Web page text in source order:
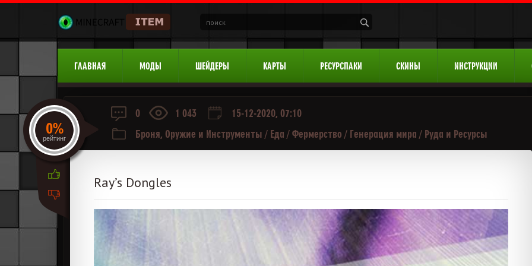
ГЛАВНАЯ МОДЫ ШЕЙДЕРЫ КАРТЫ РЕСУРСПАКИ СКИНЫ ИНСТРУКЦИИ
0 1 043
15-12-2020, 07:10
Броня, Оружие и Инструменты / Еда / Фермерство / Генерация мира / Руда и Ресурсы
Ray’s Dongles
0%
рейтинг